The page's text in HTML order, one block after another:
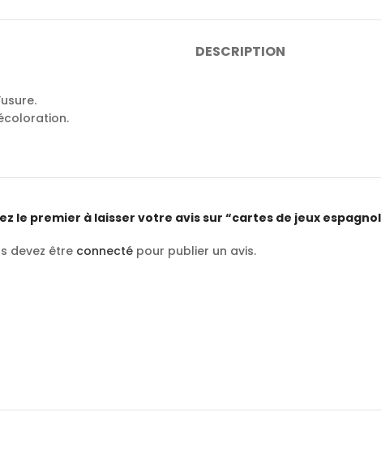
DESCRIPTION
le premier à laisser votre avis sur “cartes de jeux
devez être connecté pour publier un avis.